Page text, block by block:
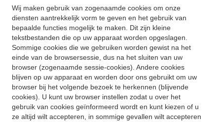
Wij maken gebruik van zogenaamde cookies om onze
diensten aantrekkelijk vorm te geven en het gebruik van
bepaalde functies mogelijk te maken. Dit zijn kleine
tekstbestanden die op uw apparaat worden opgeslagen.
Sommige cookies die we gebruiken worden gewist na het
einde van de browsersessie, dus na het sluiten van uw
browser (zogenaamde sessie-cookies). Andere cookies
blijven op uw apparaat en worden door ons gebruikt om uw
browser bij het volgende bezoek te herkennen (blijvende
cookies). U kunt uw browser instellen zodat u over het
gebruik van cookies geïnformeerd wordt en kunt kiezen of u
ze altijd wilt accepteren, in sommige gevallen wilt accepteren